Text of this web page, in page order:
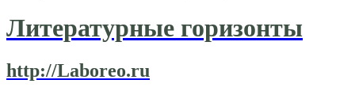
Литературные горизонты
http://Laboreo.ru